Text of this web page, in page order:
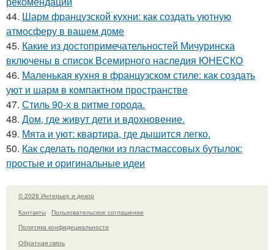
44. Шарм французской кухни: как создать уютную
атмосферу в вашем доме
45. Какие из достопримечательностей Мичуринска
включены в список Всемирного наследия ЮНЕСКО
46. Маленькая кухня в французском стиле: как создать
уют и шарм в компактном пространстве
47. Стиль 90-х в ритме города.
48. Дом, где живут дети и вдохновение.
49. Мята и уют: квартира, где дышится легко.
50. Как сделать поделки из пластмассовых бутылок:
простые и оригинальные идеи
© 2026 Интерьер и декор
Контакты
Пользовательское соглашение
Политика конфидециальности
Обратная связь